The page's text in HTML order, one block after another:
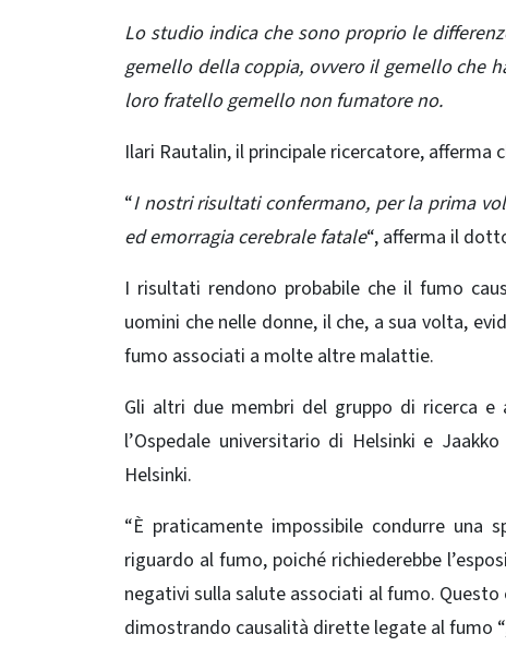
Lo studio indica che sono proprio le
gemello della coppia, ovvero il gemello che
loro fratello gemello non fumatore no.
Ilari Rautalin, il principale ricercatore,
“I nostri risultati confermano, per la prima
ed emorragia cerebrale fatale“, afferma il
I risultati rendono probabile che il fumo
uomini che nelle donne, il che, a sua volta,
fumo associati a molte altre malattie.
Gli altri due membri del gruppo di ricerca e
l’Ospedale universitario di Helsinki e
Helsinki.
“È praticamente impossibile condurre una
riguardo al fumo, poiché richiederebbe
negativi sulla salute associati al fumo.
dimostrando causalità dirette legate al fumo